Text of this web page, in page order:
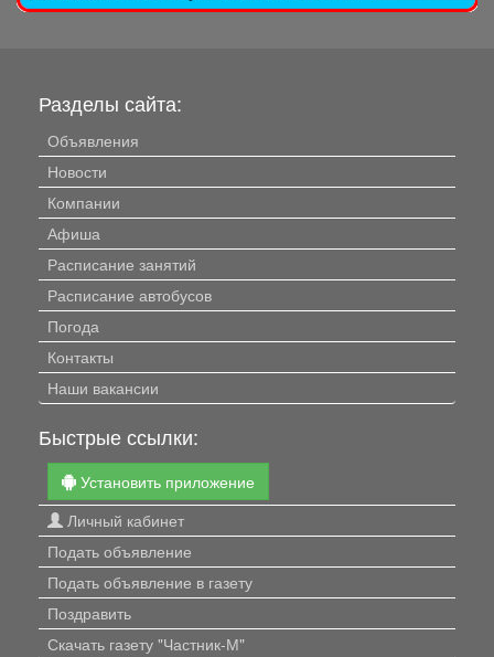
Разделы сайта:
Объявления
Новости
Компании
Афиша
Расписание занятий
Расписание автобусов
Погода
Контакты
Наши вакансии
Быстрые ссылки:
Установить приложение
Личный кабинет
Подать объявление
Подать объявление в газету
Поздравить
Скачать газету "Частник-М"